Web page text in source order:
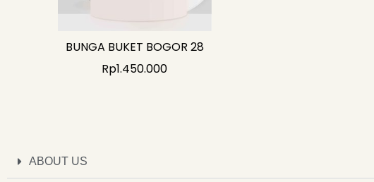
BUNGA BUKET BOGOR 28
Rp1.450.000
ABOUT US